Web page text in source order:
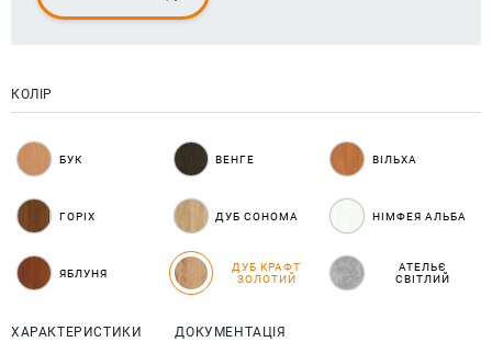
КОЛІР
БУК ВЕНГЕ ВІЛЬХА
ГОРІХ ДУБ СОНОМА НІМФЕЯ АЛЬБА
ЯБЛУНЯ
ДУБ КРАФТ
ЗОЛОТИЙ
АТЕЛЬЄ
СВІТЛИЙ
ХАРАКТЕРИСТИКИ ДОКУМЕНТАЦІЯ